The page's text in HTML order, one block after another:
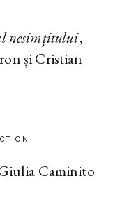
nesimțitului,
și Cristian
Caminito